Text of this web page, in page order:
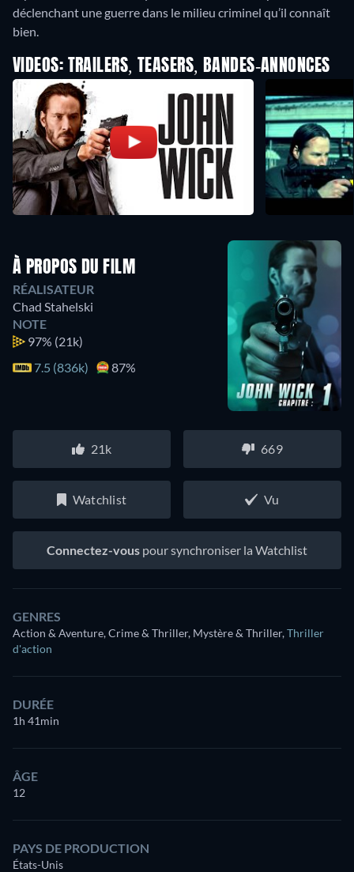
déclenchant une guerre dans le milieu criminel qu’il connaît
bien.
VIDEOS: TRAILERS, TEASERS, BANDES-ANNONCES
À PROPOS DU FILM
RÉALISATEUR
Chad Stahelski
NOTE
97% (21k)
7.5 (836k)
87%
21k 669
Watchlist Vu
Connectez-vous pour synchroniser la Watchlist
GENRES
Action & Aventure, Crime & Thriller, Mystère & Thriller,Thriller
d'action
DURÉE
1h 41min
ÂGE
12
PAYS DE PRODUCTION
États-Unis